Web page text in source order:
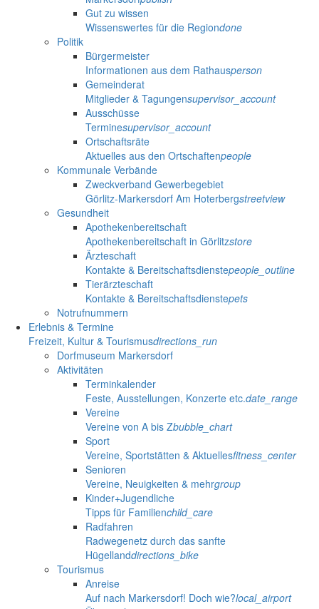
Gut zu wissen
Wissenswertes für die Regiondone
Politik
Bürgermeister
Informationen aus dem Rathausperson
Gemeinderat
Mitglieder & Tagungensupervisor_account
Ausschüsse
Terminesupervisor_account
Ortschaftsräte
Aktuelles aus den Ortschaftenpeople
Kommunale Verbände
Zweckverband Gewerbegebiet
Görlitz-Markersdorf Am Hoterbergstreetview
Gesundheit
Apothekenbereitschaft
Apothekenbereitschaft in Görlitzstore
Ärzteschaft
Kontakte & Bereitschaftsdienstepeople_outline
Tierärzteschaft
Kontakte & Bereitschaftsdienstepets
Notrufnummern
Erlebnis & Termine
Freizeit, Kultur & Tourismusdirections_run
Dorfmuseum Markersdorf
Aktivitäten
Terminkalender
Feste, Ausstellungen, Konzerte etc.date_range
Vereine
Vereine von A bis Zbubble_chart
Sport
Vereine, Sportstätten & Aktuellesfitness_center
Senioren
Vereine, Neuigkeiten & mehrgroup
Kinder+Jugendliche
Tipps für Familienchild_care
Radfahren
Radwegenetz durch das sanfte
Hügellanddirections_bike
Tourismus
Anreise
Auf nach Markersdorf! Doch wie?local_airport